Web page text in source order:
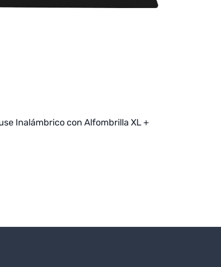
Inalámbrico con Alfombrilla XL +